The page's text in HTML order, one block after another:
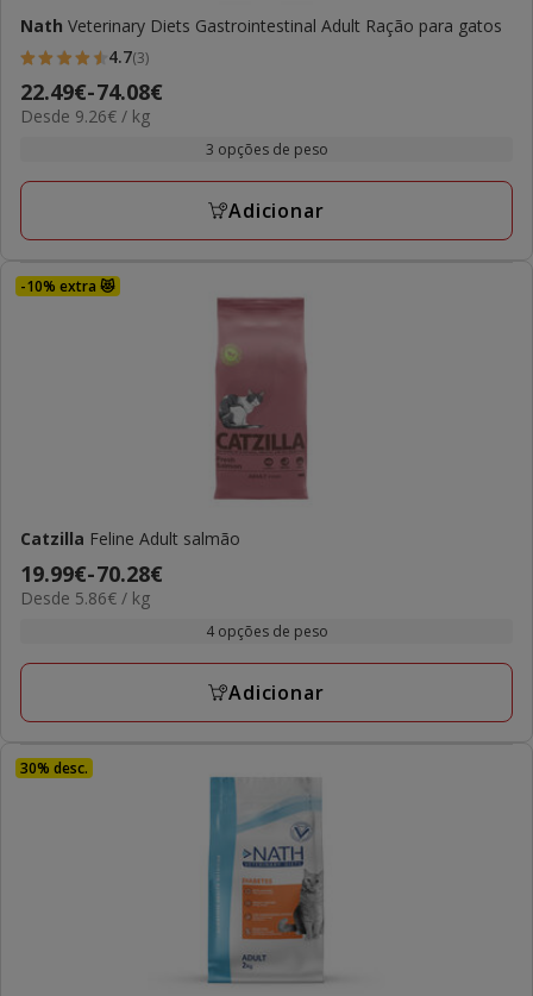
Nath Veterinary Diets Gastrointestinal Adult Ração para gatos
4.7
estrelas
com
avaliações
4.7(3)
Preço
de
a
22.49€-74.08€
9.26€
Desde 9.26€ / kg
3 opções de peso
Adicionar
-10% extra 😻
Catzilla Feline Adult salmão
Preço
de
a
19.99€-70.28€
5.86€
Desde 5.86€ / kg
4 opções de peso
Adicionar
30% desc.